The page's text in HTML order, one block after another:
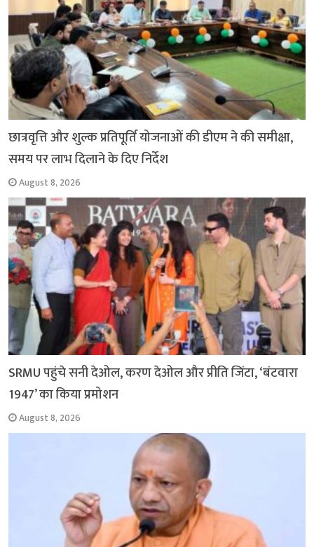
छात्रवृत्ति और शुल्क प्रतिपूर्ति योजनाओं की डीएम ने की समीक्षा,
समय पर लाभ दिलाने के दिए निर्देश
August 8, 2026
SRMU पहुंचे सनी देओल, करण देओल और प्रीति जिंटा, ‘बंटवारा
1947’ का किया प्रमोशन
August 8, 2026